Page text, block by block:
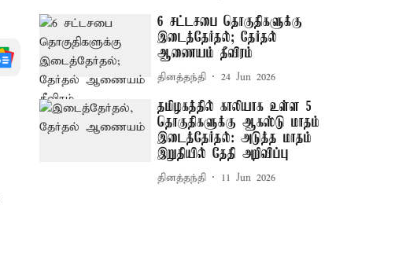
6 சட்டசபை தொகுதிகளுக்கு
இடைத்தேர்தல்; தேர்தல்
ஆணையம் தீவிரம்
தினத்தந்தி 24 Jun 2026
தமிழகத்தில் காலியாக உள்ள 5
தொகுதிகளுக்கு ஆகஸ்டு மாதம்
இடைத்தேர்தல்: அடுத்த மாதம்
இறுதியில் தேதி அறிவிப்பு
தினத்தந்தி 11 Jun 2026